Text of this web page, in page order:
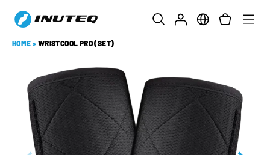
HOME > WRISTCOOL PRO (SET)